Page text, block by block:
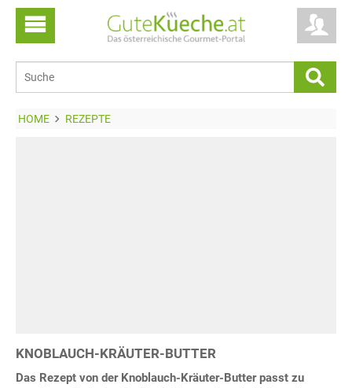
HOME REZEPTE
KNOBLAUCH-KRÄUTER-BUTTER
Das Rezept von der Knoblauch-Kräuter-Butter passt zu